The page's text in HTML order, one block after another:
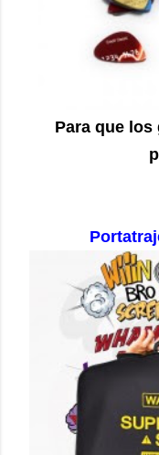
Para que